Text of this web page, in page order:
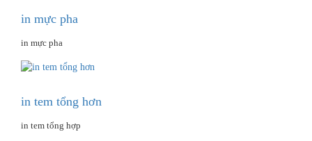
in mực pha
in mực pha
in tem tổng hơn
in tem tổng hợp